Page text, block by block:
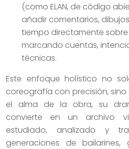
(como ELAN, de código
añadir comentarios,
tiempo directamente
marcando cuentas,
técnicas.
Este enfoque holístico no
coreografía con precisión,
el alma de la obra, su
convierte en un archivo
estudiado, analizado y
generaciones de